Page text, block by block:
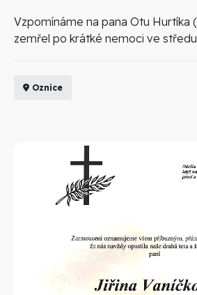
Vzpomínáme na pana Otu Hurtíka
zemřel po krátké nemoci ve středu
Oznice